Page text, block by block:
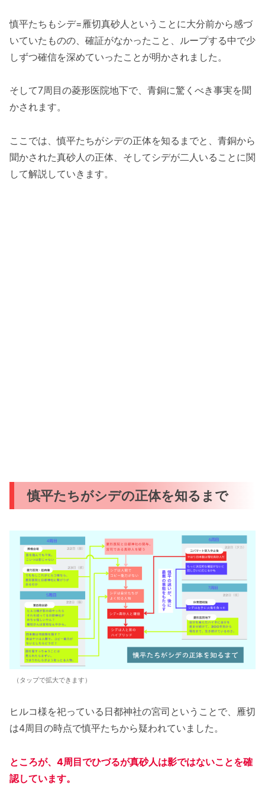
慎平たちもシデ=雁切真砂人ということに大分前から感づ
いていたものの、確証がなかったこと、ループする中で少
しずつ確信を深めていったことが明かされました。
そして7周目の菱形医院地下で、青銅に驚くべき事実を聞
かされます。
ここでは、慎平たちがシデの正体を知るまでと、青銅から
聞かされた真砂人の正体、そしてシデが二人いることに関
して解説していきます。
慎平たちがシデの正体を知るまで
（タップで拡大できます）
ヒルコ様を祀っている日都神社の宮司ということで、雁切
は4周目の時点で慎平たちから疑われていました。
ところが、 4周目でひづるが真砂人は影ではないことを確
認しています。